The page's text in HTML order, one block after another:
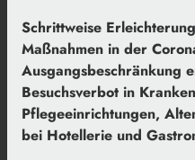
Schrittweise
Maßnahmen in der
Ausgangsbeschränkung
Besuchsverbot in
Pflegeeinrichtungen,
bei Hotellerie und